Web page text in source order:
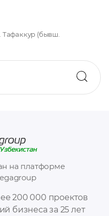
200 000 проектов
бизнеса за 25 лет
на платформе
Тафаккур (бывш.